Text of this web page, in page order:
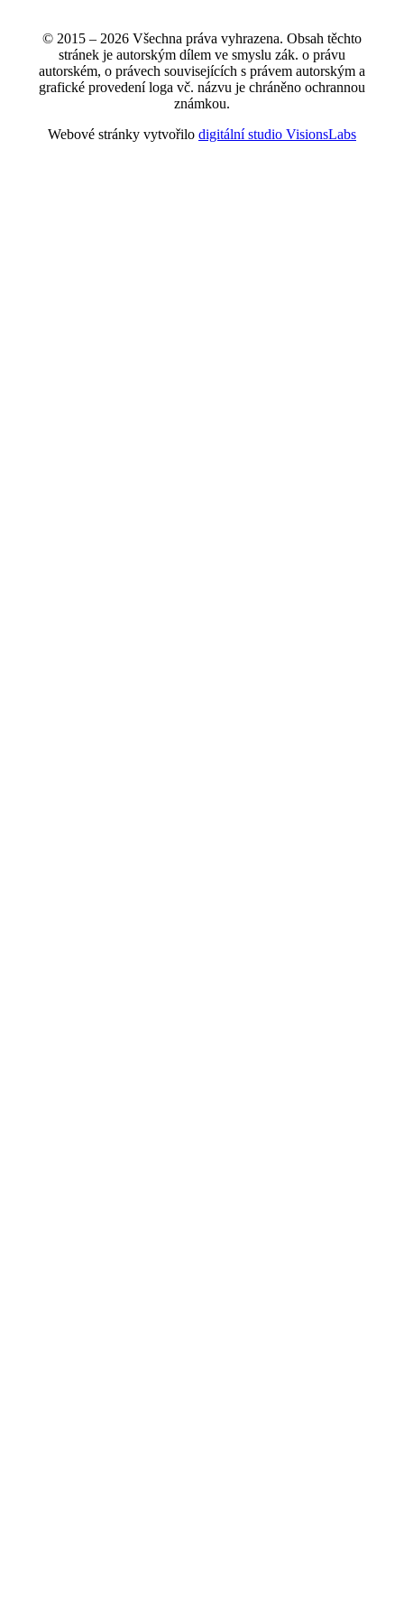
© 2015 – 2026 Všechna práva vyhrazena. Obsah těchto
stránek je autorským dílem ve smyslu zák. o právu
autorském, o právech souvisejících s právem autorským a
grafické provedení loga vč. názvu je chráněno ochrannou
známkou.
Webové stránky vytvořilo digitální studio VisionsLabs